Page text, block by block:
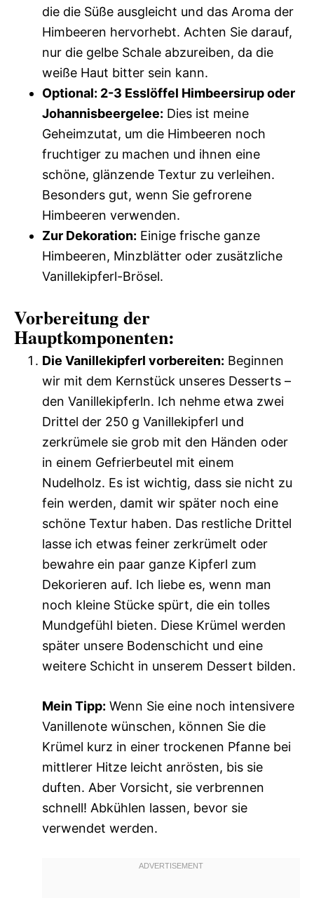
die die Süße ausgleicht und das Aroma der
Himbeeren hervorhebt. Achten Sie darauf,
nur die gelbe Schale abzureiben, da die
weiße Haut bitter sein kann.
Optional: 2-3 Esslöffel Himbeersirup oder
Johannisbeergelee: Dies ist meine
Geheimzutat, um die Himbeeren noch
fruchtiger zu machen und ihnen eine
schöne, glänzende Textur zu verleihen.
Besonders gut, wenn Sie gefrorene
Himbeeren verwenden.
Zur Dekoration: Einige frische ganze
Himbeeren, Minzblätter oder zusätzliche
Vanillekipferl-Brösel.
Vorbereitung der
Hauptkomponenten:
Die Vanillekipferl vorbereiten: Beginnen
wir mit dem Kernstück unseres Desserts –
den Vanillekipferln. Ich nehme etwa zwei
Drittel der 250 g Vanillekipferl und
zerkrümele sie grob mit den Händen oder
in einem Gefrierbeutel mit einem
Nudelholz. Es ist wichtig, dass sie nicht zu
fein werden, damit wir später noch eine
schöne Textur haben. Das restliche Drittel
lasse ich etwas feiner zerkrümelt oder
bewahre ein paar ganze Kipferl zum
Dekorieren auf. Ich liebe es, wenn man
noch kleine Stücke spürt, die ein tolles
Mundgefühl bieten. Diese Krümel werden
später unsere Bodenschicht und eine
weitere Schicht in unserem Dessert bilden.
Mein Tipp: Wenn Sie eine noch intensivere
Vanillenote wünschen, können Sie die
Krümel kurz in einer trockenen Pfanne bei
mittlerer Hitze leicht anrösten, bis sie
duften. Aber Vorsicht, sie verbrennen
schnell! Abkühlen lassen, bevor sie
verwendet werden.